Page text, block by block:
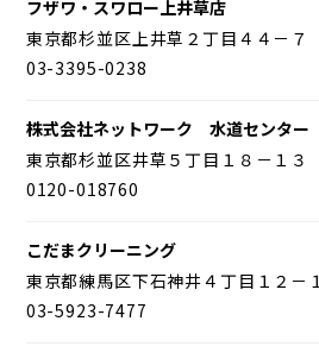
フザワ・スワロー上井草店
東京都杉並区上井草２丁目４４－７
03-3395-0238
株式会社ネットワーク 水道センター
東京都杉並区井草５丁目１８－１３
0120-018760
こだまクリーニング
東京都練馬区下石神井４丁目１２－１
03-5923-7477